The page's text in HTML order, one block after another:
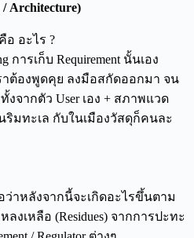
Architecture)
อ อะไร ?
การเก็บ Requirement นั้นเอง
าต้องพูดคุย ลงมือสกัดออกมา จน
งจากตัว User เอง + สภาพแวด
มทะเล กับในเมืองวัสดุก็คนละ
ว่าหลังจากนี้จะเกิดอะไรขึ้นตาม
ลงเหลือ (Residues) จากการปะทะ